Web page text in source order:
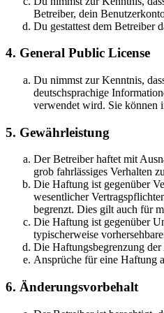
Betreiber, dein
Du gestattest dem Betreiber
4. General Public License
Du nimmst zur Kenntnis,
deutschsprachige
verwendet wird. Sie können
5. Gewährleistung
Der Betreiber haftet mit
grob fahrlässiges Verhalten
Die Haftung ist gegenüber
wesentlicher
begrenzt. Dies gilt auch für
Die Haftung ist gegenüber
typischerweise
Die Haftungsbegrenzung
Ansprüche für eine Haftung
6. Änderungsvorbehalt